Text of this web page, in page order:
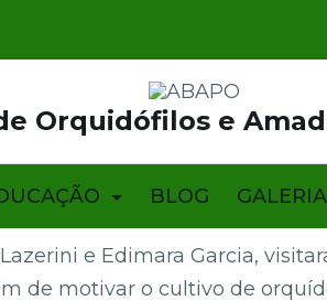
Orquidófilos e
BLOG
e Edimara Garcia,
de motivar o cultivo de